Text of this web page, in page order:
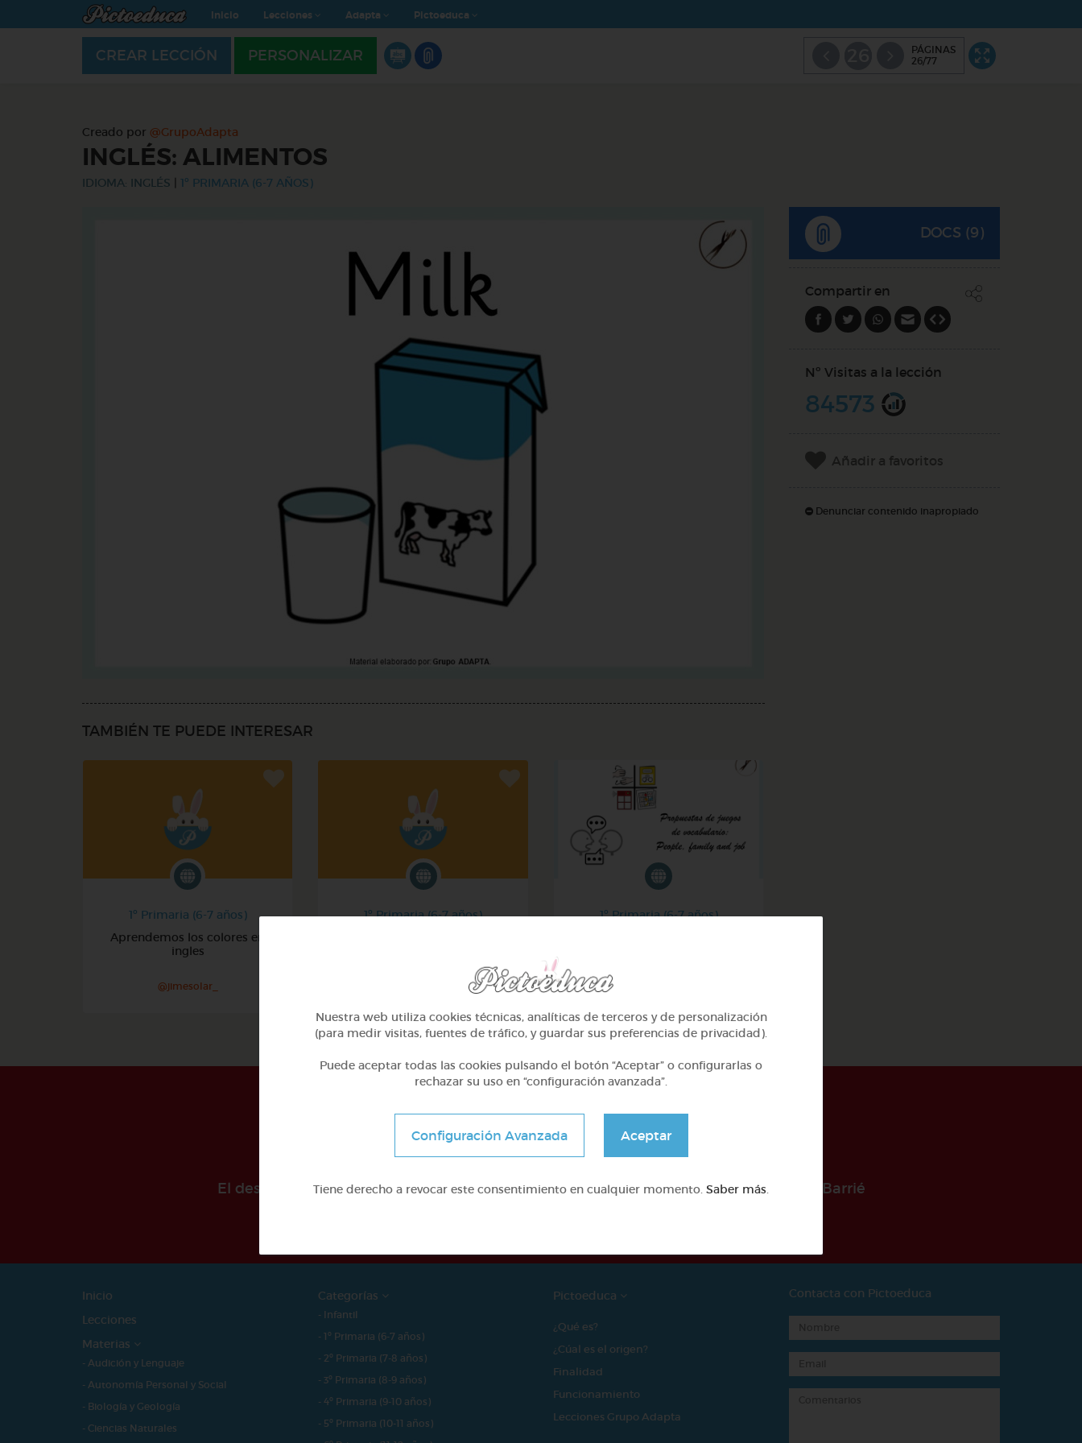
Inicio Lecciones Adapta Pictoeduca
CREAR LECCIÓN PERSONALIZAR
PÁGINAS
26/77
Creado por @GrupoAdapta
INGLÉS: ALIMENTOS
IDIOMA: INGLÉS 1º PRIMARIA (6-7 AÑOS)
TAMBIÉN TE PUEDE INTERESAR
1º Primaria (6-7 años)
Aprendemos los colores en
ingles
@jimesolar_
1º Primaria (6-7 años)
1º Primaria (6-7 años)
DOCS (9)
Compartir en
Nº Visitas a la lección
84573
Añadir a favoritos
Denunciar contenido inapropiado
El desarollo de este proyecto ha sido posible gracias al mecenazgo de la Fundación Barrié
Inicio
Lecciones
Materias
- Audición y Lenguaje
- Autonomía Personal y Social
- Biología y Geología
- Ciencias Naturales
Categorías
- Infantil
- 1º Primaria (6-7 años)
- 2º Primaria (7-8 años)
- 3º Primaria (8-9 años)
- 4º Primaria (9-10 años)
- 5º Primaria (10-11 años)
Pictoeduca
¿Qué es?
¿Cúal es el origen?
Finalidad
Funcionamiento
Lecciones Grupo Adapta
Contacta con Pictoeduca
Nuestra web utiliza cookies técnicas, analíticas de terceros y de personalización
(para medir visitas, fuentes de tráfico, y guardar sus preferencias de privacidad).
Puede aceptar todas las cookies pulsando el botón “Aceptar” o configurarlas o
rechazar su uso en “configuración avanzada”.
Configuración Avanzada Aceptar
Tiene derecho a revocar este consentimiento en cualquier momento. Saber más.